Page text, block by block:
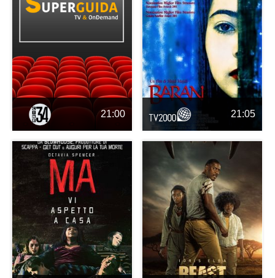
21:00 21:05